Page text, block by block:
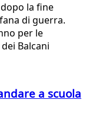
la fine
di guerra.
per le
Balcani
a scuola